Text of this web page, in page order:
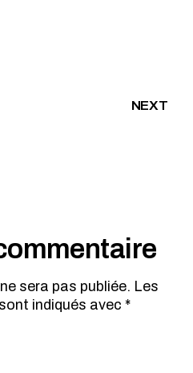
NEXT
sera pas publiée. Les
indiqués avec *